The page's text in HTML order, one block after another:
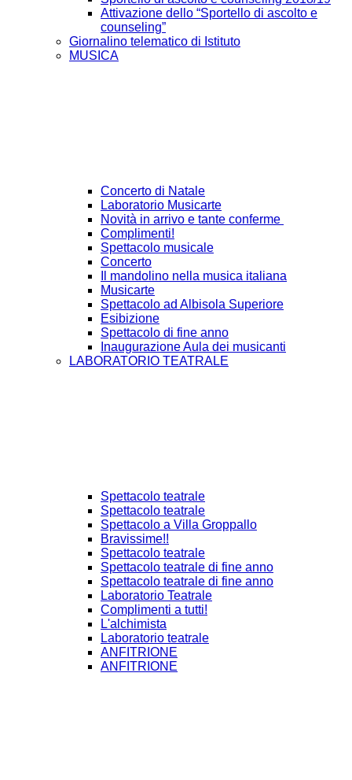
Attivazione dello “Sportello di ascolto e
counseling”
Giornalino telematico di Istituto
MUSICA
Concerto di Natale
Laboratorio Musicarte
Novità in arrivo e tante conferme
Complimenti!
Spettacolo musicale
Concerto
Il mandolino nella musica italiana
Musicarte
Spettacolo ad Albisola Superiore
Esibizione
Spettacolo di fine anno
Inaugurazione Aula dei musicanti
LABORATORIO TEATRALE
Spettacolo teatrale
Spettacolo teatrale
Spettacolo a Villa Groppallo
Bravissime!!
Spettacolo teatrale
Spettacolo teatrale di fine anno
Spettacolo teatrale di fine anno
Laboratorio Teatrale
Complimenti a tutti!
L'alchimista
Laboratorio teatrale
ANFITRIONE
ANFITRIONE